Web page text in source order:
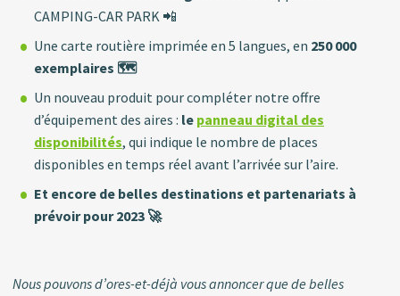
CAMPING-CAR PARK 📲
Une carte routière imprimée en 5 langues, en 250 000
exemplaires 🗺️
Un nouveau produit pour compléter notre offre
d’équipement des aires : le panneau digital des
disponibilités, qui indique le nombre de places
disponibles en temps réel avant l’arrivée sur l’aire.
Et encore de belles destinations et partenariats à
prévoir pour 2023 🚀
Nous pouvons d’ores-et-déjà vous annoncer que de belles